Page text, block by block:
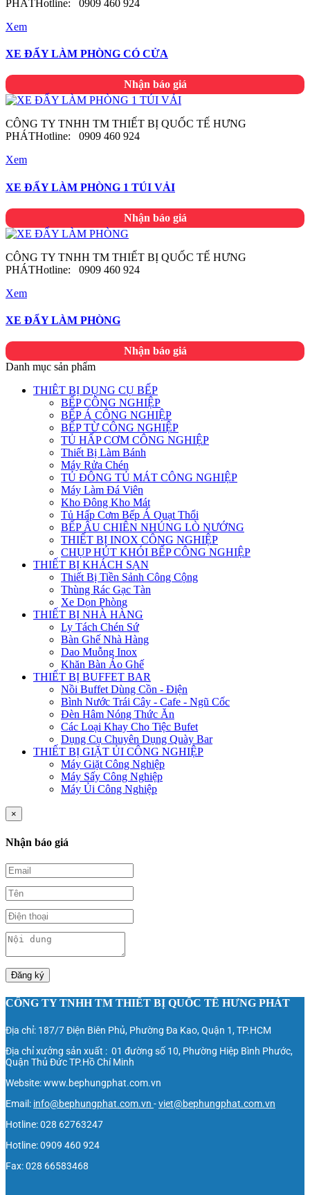
PHÁTHotline: 0909 460 924
Xem
XE ĐẨY LÀM PHÒNG CÓ CỬA
Nhận báo giá
CÔNG TY TNHH TM THIẾT BỊ QUỐC TẾ HƯNG
PHÁTHotline: 0909 460 924
Xem
XE ĐẨY LÀM PHÒNG 1 TÚI VẢI
Nhận báo giá
CÔNG TY TNHH TM THIẾT BỊ QUỐC TẾ HƯNG
PHÁTHotline: 0909 460 924
Xem
XE ĐẨY LÀM PHÒNG
Nhận báo giá
Danh mục sản phẩm
THIÊT BỊ DỤNG CỤ BẾP
BẾP CÔNG NGHIỆP
BẾP Á CÔNG NGHIỆP
BẾP TỪ CÔNG NGHIỆP
TỦ HẤP CƠM CÔNG NGHIỆP
Thiết Bị Làm Bánh
Máy Rửa Chén
TỦ ĐÔNG TỦ MÁT CÔNG NGHIỆP
Máy Làm Đá Viên
Kho Đông Kho Mát
Tủ Hấp Cơm Bếp Á Quạt Thổi
BẾP ÂU CHIÊN NHÚNG LÒ NƯỚNG
THIẾT BỊ INOX CÔNG NGHIỆP
CHỤP HÚT KHÓI BẾP CÔNG NGHIỆP
THIẾT BỊ KHÁCH SẠN
Thiết Bị Tiền Sảnh Công Cộng
Thùng Rác Gạc Tàn
Xe Dọn Phòng
THIẾT BỊ NHÀ HÀNG
Ly Tách Chén Sứ
Bàn Ghế Nhà Hàng
Dao Muỗng Inox
Khăn Bàn Áo Ghế
THIẾT BỊ BUFFET BAR
Nồi Buffet Dùng Cồn - Điện
Bình Nước Trái Cây - Cafe - Ngũ Cốc
Đèn Hâm Nóng Thức Ăn
Các Loại Khay Cho Tiệc Bufet
Dụng Cụ Chuyên Dụng Quày Bar
THIẾT BỊ GIẶT ỦI CÔNG NGHIỆP
Máy Giặt Công Nghiệp
Máy Sấy Công Nghiệp
Máy Ủi Công Nghiệp
×
Nhận báo giá
Đăng ký
CÔNG TY TNHH TM THIẾT BỊ QUỐC TẾ HƯNG PHÁT
Địa chỉ: 187/7 Điện Biên Phủ, Phường Đa Kao, Quận 1, TP.HCM
Địa chỉ xưởng sản xuất : 01 đường số 10, Phường Hiệp Bình Phước,
Quận Thủ Đức TP.Hồ Chí Minh
Website: www.bephungphat.com.vn
Email: info@bephungphat.com.vn -viet@bephungphat.com.vn
Hotline: 028 62763247
Hotline: 0909 460 924
Fax: 028 66583468